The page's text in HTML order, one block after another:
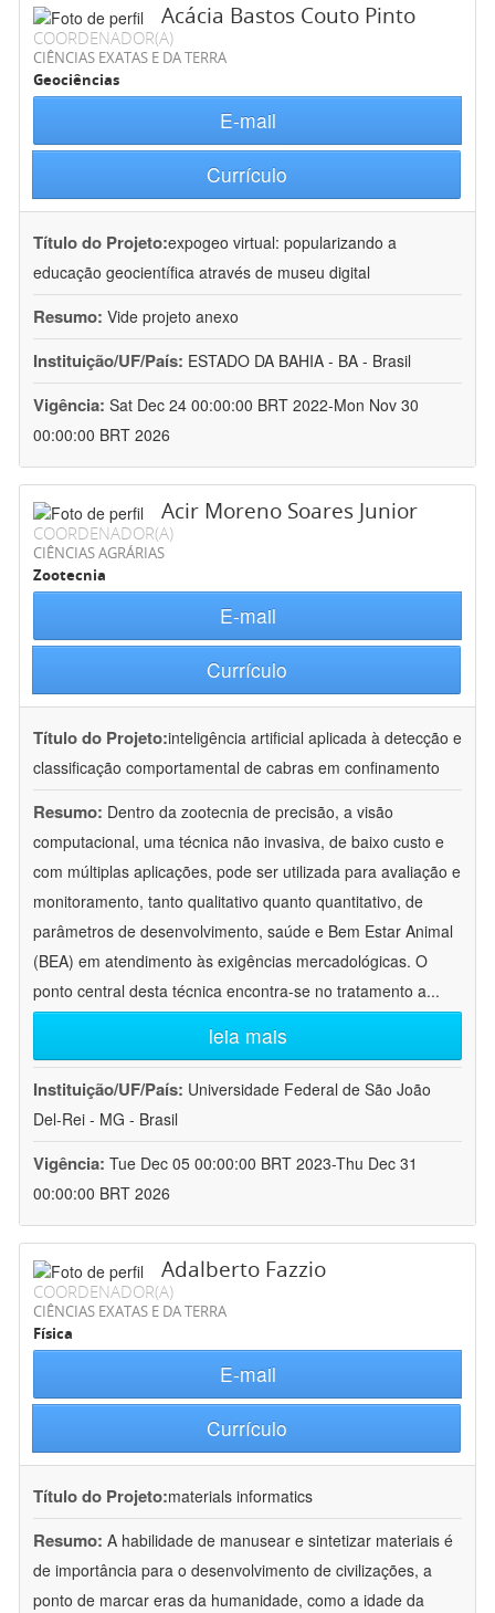
Acácia Bastos Couto Pinto
COORDENADOR(A)
CIÊNCIAS EXATAS E DA TERRA
Geociências
E-mail
Currículo
Título do Projeto:expogeo virtual: popularizando a
educação geocientífica através de museu digital
Resumo: Vide projeto anexo
Instituição/UF/País: ESTADO DA BAHIA - BA - Brasil
Vigência: Sat Dec 24 00:00:00 BRT 2022-Mon Nov 30
00:00:00 BRT 2026
Acir Moreno Soares Junior
COORDENADOR(A)
CIÊNCIAS AGRÁRIAS
Zootecnia
E-mail
Currículo
Título do Projeto:inteligência artificial aplicada à detecção e
classificação comportamental de cabras em confinamento
Resumo: Dentro da zootecnia de precisão, a visão
computacional, uma técnica não invasiva, de baixo custo e
com múltiplas aplicações, pode ser utilizada para avaliação e
monitoramento, tanto qualitativo quanto quantitativo, de
parâmetros de desenvolvimento, saúde e Bem Estar Animal
(BEA) em atendimento às exigências mercadológicas. O
ponto central desta técnica encontra-se no tratamento a...
leia mais
Instituição/UF/País: Universidade Federal de São João
Del-Rei - MG - Brasil
Vigência: Tue Dec 05 00:00:00 BRT 2023-Thu Dec 31
00:00:00 BRT 2026
Adalberto Fazzio
COORDENADOR(A)
CIÊNCIAS EXATAS E DA TERRA
Física
E-mail
Currículo
Título do Projeto:materials informatics
Resumo: A habilidade de manusear e sintetizar materiais é
de importância para o desenvolvimento de civilizações, a
ponto de marcar eras da humanidade, como a idade da